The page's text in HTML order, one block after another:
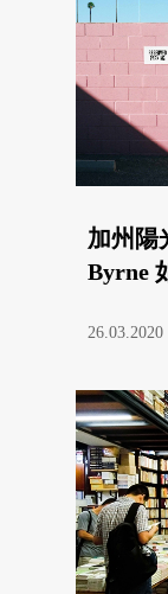
加州
Byrne
26.03.2020